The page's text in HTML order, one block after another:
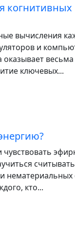
когнитивных
вычисления
и
оказывает весьма
ключевых...
считывать
кто...